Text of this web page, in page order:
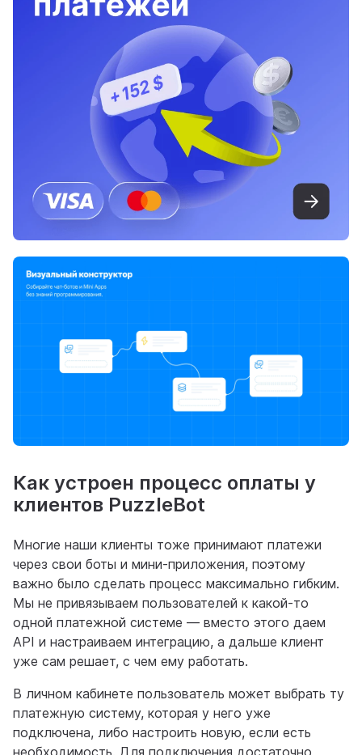
Как устроен процесс оплаты у
клиентов PuzzleBot
Многие наши клиенты тоже принимают платежи
через свои боты и мини-приложения, поэтому
важно было сделать процесс максимально гибким.
Мы не привязываем пользователей к какой-то
одной платежной системе — вместо этого даем
API и настраиваем интеграцию, а дальше клиент
уже сам решает, с чем ему работать.
В личном кабинете пользователь может выбрать ту
платежную систему, которая у него уже
подключена, либо настроить новую, если есть